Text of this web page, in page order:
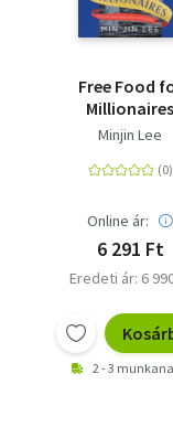
Free Food
Millionaires
Minjin Lee
Online ár:
6 291 Ft
Eredeti ár: 6
2 - 3